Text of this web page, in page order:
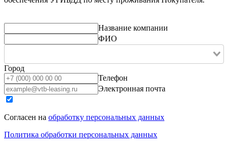
Название компании
ФИО
Город
Телефон
Электронная почта
Согласен на обработку персональных данных
Политика обработки персональных данных